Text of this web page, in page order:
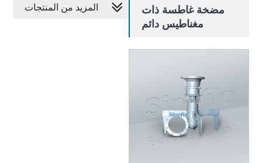
مضخة غاطسة ذات
مغناطيس دائم
المزيد من المنتجات